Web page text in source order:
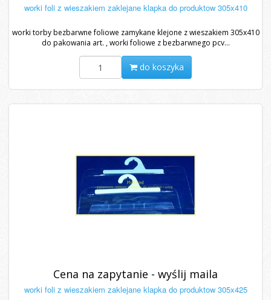
worki foli z wieszakiem zaklejane klapka do produktow 305x410
worki torby bezbarwne foliowe zamykane klejone z wieszakiem 305x410
do pakowania art. , worki foliowe z bezbarwnego pcv...
do koszyka
Cena na zapytanie - wyślij maila
worki foli z wieszakiem zaklejane klapka do produktow 305x425